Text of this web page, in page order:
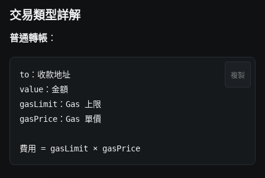
交易類型詳解
普通轉帳 ：
to：收款地址
value：金額
gasLimit：Gas 上限
gasPrice：Gas 單價
費用 = gasLimit × gasPrice
複製